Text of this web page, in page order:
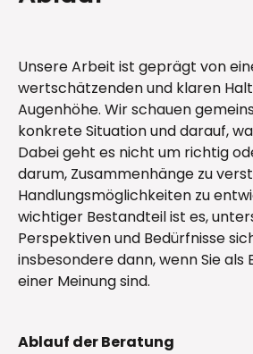
Unsere Arbeit ist geprägt von
wertschätzenden und klaren
Augenhöhe. Wir schauen
konkrete Situation und darauf,
Dabei geht es nicht um richtig
darum, Zusammenhänge zu
Handlungsmöglichkeiten zu
wichtiger Bestandteil ist es,
Perspektiven und Bedürfnisse
insbesondere dann, wenn Sie
einer Meinung sind.
Ablauf der Beratung